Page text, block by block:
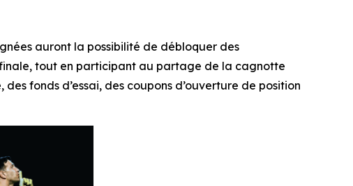
auront la possibilité de débloquer des
tout en participant au partage de la cagnotte
fonds d’essai, des coupons d’ouverture de position